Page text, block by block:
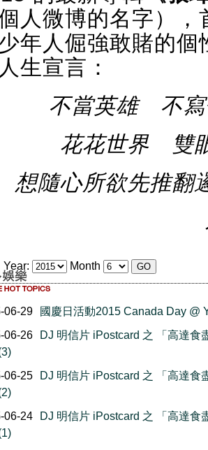
人微博的名字），
年人倔強敢賭的個
生宣言：
不當英雄 不
花花世界 雙
想隨心所欲先推
Year: Month
06-29
國慶日活動2015 Canada Day @
06-26
DJ 明信片 iPostcard 之 「高達食
06-25
DJ 明信片 iPostcard 之 「高達食
06-24
DJ 明信片 iPostcard 之 「高達食